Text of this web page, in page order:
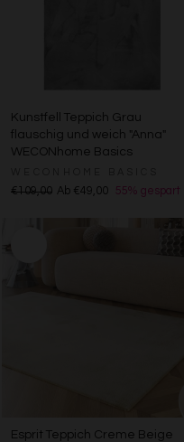
Kunstfell Teppich Grau
flauschig und weich "Anna"
WECONhome Basics
€109,00 Ab €49,00 55% gespart
Esprit Teppich Creme Beige